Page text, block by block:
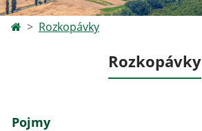
Rozkopávky
Rozkopávky
Pojmy